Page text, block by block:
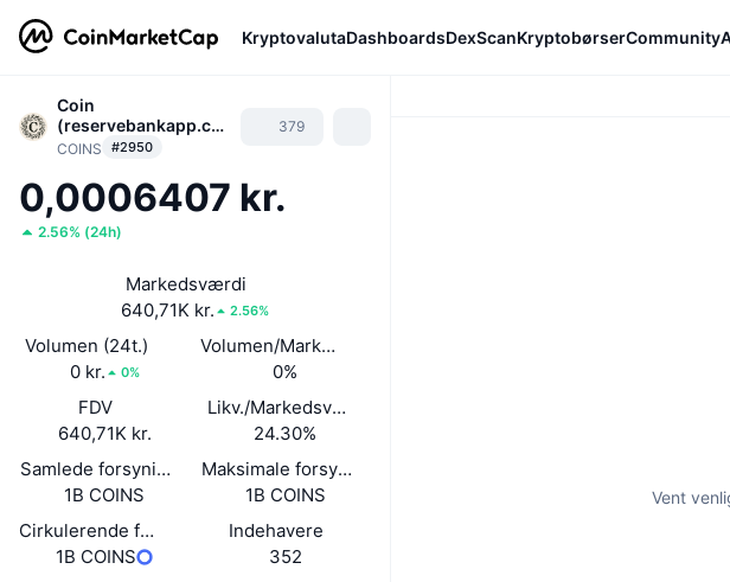
KryptovalutaDashboardsDexScanKryptobørserCommunity
Coin
(reservebankapp.co
m)
COINS #2950
379
0,0006407 kr.
2.56% (24h)
Markedsværdi
640,71K kr.
2.56%
Volumen (24t.)
0 kr.
0%
Volumen/Markedsværdi (24 timer)
0%
FDV
640,71K kr.
Likv./Markedsværdi
24.30%
Samlede forsyning
1B COINS
Maksimale forsyning
1B COINS
Cirkulerende forsyning
1B COINS
Indehavere
352
Vent